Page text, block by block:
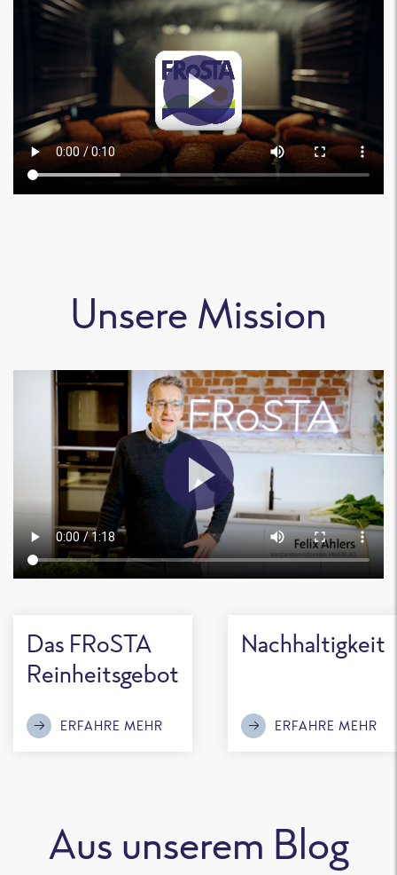
Unsere Mission
Das FRoSTA
Reinheitsgebot
ERFAHRE MEHR
Nachhaltigkeit
ERFAHRE MEHR
Aus unserem Blog